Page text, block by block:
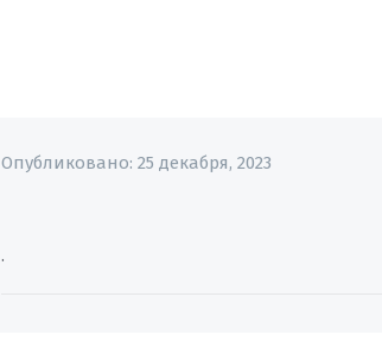
Опубликовано:25 декабря, 2023
.